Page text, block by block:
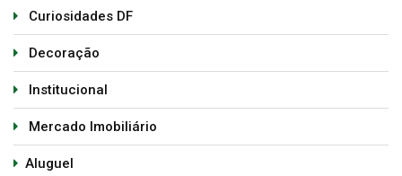
Curiosidades DF
Decoração
Institucional
Mercado Imobiliário
Aluguel